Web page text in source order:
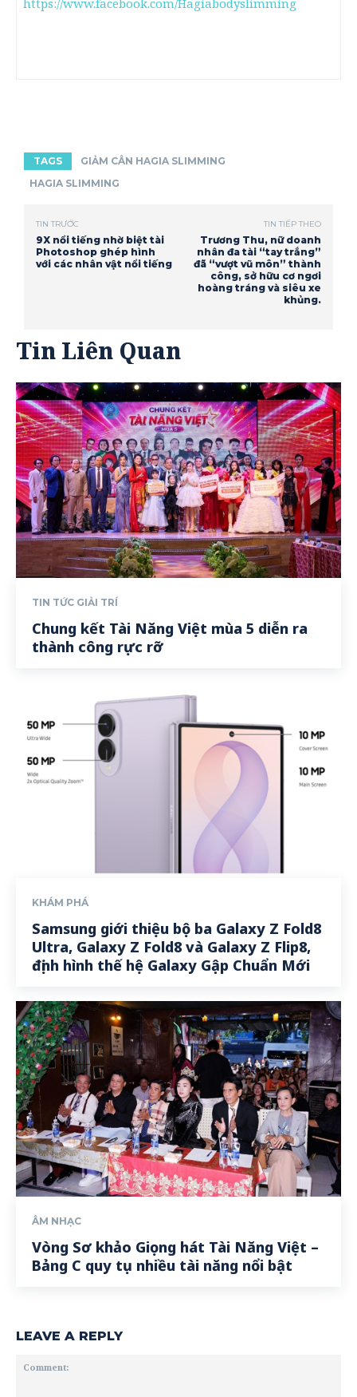
https://www.facebook.com/Hagiabodyslimming
TAGS
GIẢM CÂN HAGIA SLIMMING
HAGIA SLIMMING
TIN TRƯỚC
9X nổi tiếng nhờ biệt tài
Photoshop ghép hình
với các nhân vật nổi tiếng
TIN TIẾP THEO
Trương Thu, nữ doanh
nhân đa tài “tay trắng”
đã “vượt vũ môn” thành
công, sở hữu cơ ngơi
hoàng tráng và siêu xe
khủng.
Tin Liên Quan
TIN TỨC GIẢI TRÍ
Chung kết Tài Năng Việt mùa 5 diễn ra
thành công rực rỡ
KHÁM PHÁ
Samsung giới thiệu bộ ba Galaxy Z Fold8
Ultra, Galaxy Z Fold8 và Galaxy Z Flip8,
định hình thế hệ Galaxy Gập Chuẩn Mới
ÂM NHẠC
Vòng Sơ khảo Giọng hát Tài Năng Việt –
Bảng C quy tụ nhiều tài năng nổi bật
LEAVE A REPLY